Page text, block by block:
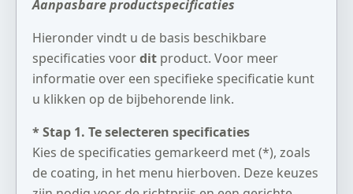
Aanpasbare productspecificaties
Hieronder vindt u de basis beschikbare
specificaties voordit product. Voor meer
informatie over een specifieke specificatie kunt
u klikken op de bijbehorende link.
* Stap 1. Te selecteren specificaties
Kies de specificaties gemarkeerd met (*), zoals
de coating, in het menu hierboven. Deze keuzes